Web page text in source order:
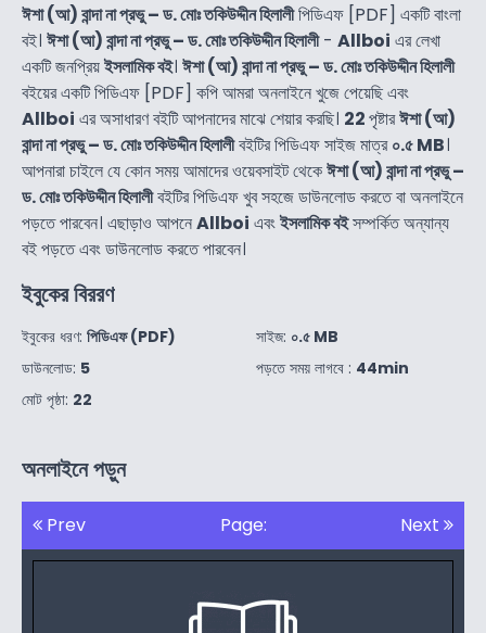
ঈশা (আ) বান্দা না প্রভু – ড. মোঃ তকিউদ্দীন হিলালীপিডিএফ [PDF] একটি বাংলা
বই। ঈশা (আ) বান্দা না প্রভু – ড. মোঃ তকিউদ্দীন হিলালী- Allboi এর লেখা
একটি জনপ্রিয়ইসলামিক বই। ঈশা (আ) বান্দা না প্রভু – ড. মোঃ তকিউদ্দীন হিলালী
বইয়ের একটি পিডিএফ [PDF] কপি আমরা অনলাইনে খুজে পেয়েছি এবং
Allboi এর অসাধারণ বইটি আপনাদের মাঝে শেয়ার করছি। 22পৃষ্টারঈশা (আ)
বান্দা না প্রভু – ড. মোঃ তকিউদ্দীন হিলালীবইটির পিডিএফ সাইজ মাত্র০.৫ MB।
আপনারা চাইলে যে কোন সময় আমাদের ওয়েবসাইট থেকেঈশা (আ) বান্দা না প্রভু –
ড. মোঃ তকিউদ্দীন হিলালীবইটির পিডিএফ খুব সহজে ডাউনলোড করতে বা অনলাইনে
পড়তে পারবেন। এছাড়াও আপনেAllboi এবংইসলামিক বইসম্পর্কিত অন্যান্য
বই পড়তে এবং ডাউনলোড করতে পারবেন।
ইবুকের বিররণ
ইবুকের ধরণ: পিডিএফ (PDF)
ডাউনলোড: 5
মোট পৃষ্ঠা: 22
সাইজ: ০.৫ MB
পড়তে সময় লাগবে : 44min
অনলাইনে পড়ুন
Prev Page: Next